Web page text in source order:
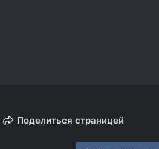
Поделиться страницей